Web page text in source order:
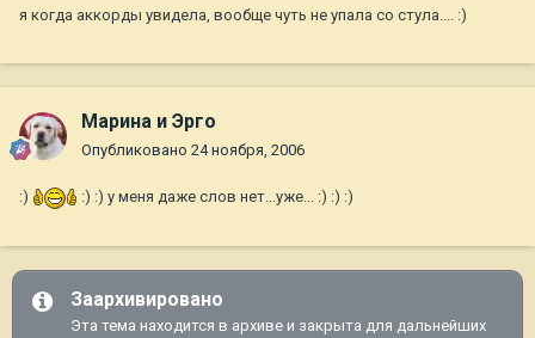
я когда аккорды увидела, вообще чуть не упала со стула.... :)
Марина и Эрго
Опубликовано 24 ноября, 2006
:) :) :) у меня даже слов нет...уже... :) :) :)
Заархивировано
Эта тема находится в архиве и закрыта для дальнейших